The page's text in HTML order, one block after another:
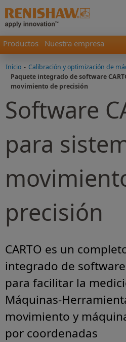
Productos Nuestra empresa
Inicio - Calibración y optimización de
Paquete integrado de software
movimiento de precisión
Software
para
precisión
CARTO es un
integrado de
para facilitar la
Máquinas-
movimiento y
por coordenadas